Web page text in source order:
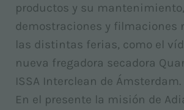
productos y su
demostraciones y filmaciones
las distintas ferias, como el
nueva fregadora secadora
ISSA Interclean de Ámsterdam.
En el presente la misión de